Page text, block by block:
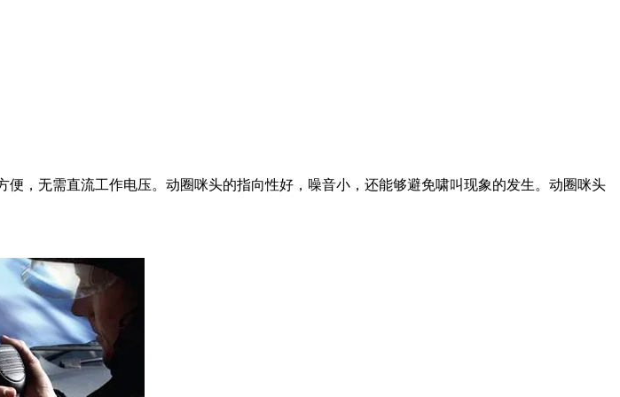
，无需直流工作电压。动圈咪头的指向性好，噪音小，还能够避免啸叫现象的发生。动圈咪头